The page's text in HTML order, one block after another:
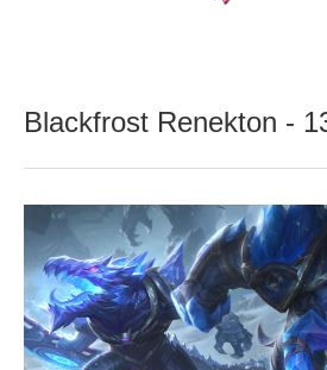
Blackfrost Renekton -